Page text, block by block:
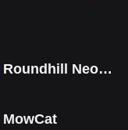
Roundhill Neocloud ETF (Derivatives)
MowCat